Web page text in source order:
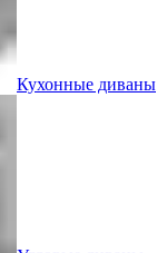
Кухонные диваны